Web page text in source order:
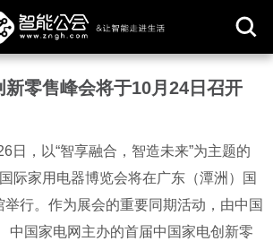
零售峰会将于10月24日召开
日，以“智享融合，智造未来”为主题的
际家用电器博览会将在广东（潭洲）国
举行。作为展会的重要同期活动，由中国
中国家电网主办的首届中国家电创新零